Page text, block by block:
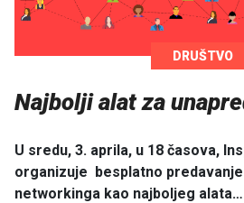
DRUŠTVO
Najbolji alat za
U sredu, 3. aprila, u 18 časova,
organizuje besplatno
networkinga kao najboljeg alata…